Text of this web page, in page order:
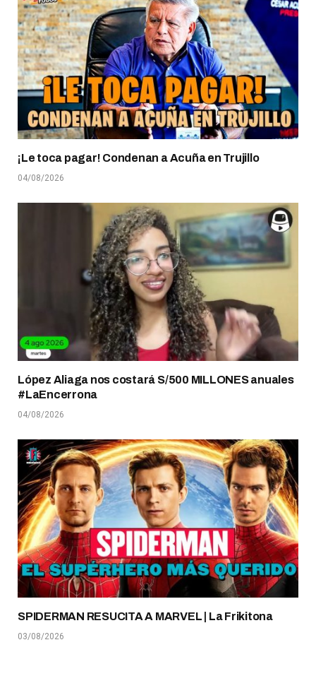
¡Le toca pagar! Condenan a Acuña en Trujillo
04/08/2026
López Aliaga nos costará S/500 MILLONES anuales
#LaEncerrona
04/08/2026
SPIDERMAN RESUCITA A MARVEL | La Frikitona
03/08/2026